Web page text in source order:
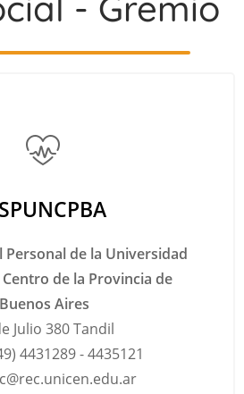
Personal de la Universidad
de la Provincia de
Buenos Aires
Julio 380 Tandil
4431289 - 4435121